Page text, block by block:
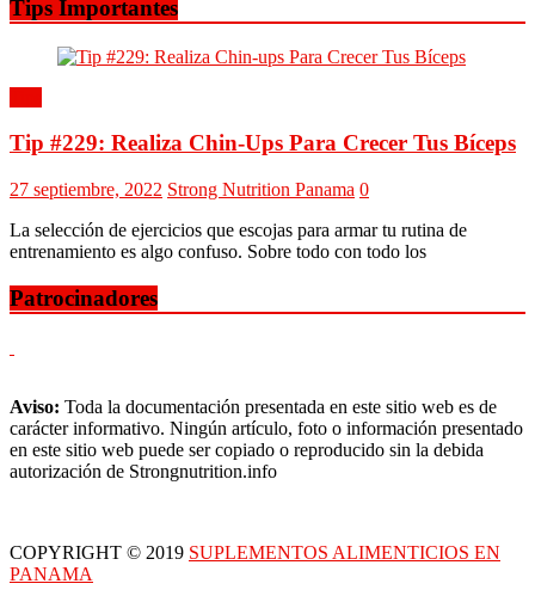
Tips Importantes
Tip #229: Realiza Chin-Ups Para Crecer Tus Bíceps
27 septiembre, 2022 Strong Nutrition Panama 0
La selección de ejercicios que escojas para armar tu rutina de
entrenamiento es algo confuso. Sobre todo con todo los
Patrocinadores
Aviso: Toda la documentación presentada en este sitio web es de
carácter informativo. Ningún artículo, foto o información presentado
en este sitio web puede ser copiado o reproducido sin la debida
autorización de Strongnutrition.info
COPYRIGHT © 2019 SUPLEMENTOS ALIMENTICIOS EN
PANAMA